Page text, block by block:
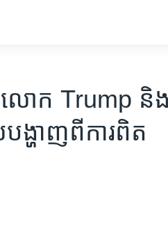
លោក Trump និង​
ហាញ​ពី​ការពិត